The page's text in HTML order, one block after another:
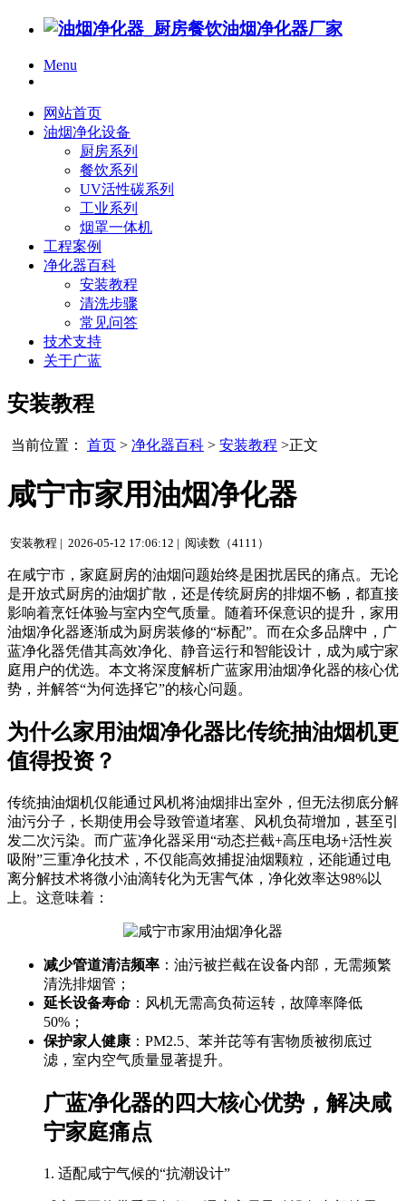
Menu
网站首页
油烟净化设备
厨房系列
餐饮系列
UV活性碳系列
工业系列
烟罩一体机
工程案例
净化器百科
安装教程
清洗步骤
常见问答
技术支持
关于广蓝
安装教程
当前位置： 首页 > 净化器百科 > 安装教程 >正文
咸宁市家用油烟净化器
安装教程 | 2026-05-12 17:06:12 | 阅读数（4111）
在咸宁市，家庭厨房的油烟问题始终是困扰居民的痛点。无论
是开放式厨房的油烟扩散，还是传统厨房的排烟不畅，都直接
影响着烹饪体验与室内空气质量。随着环保意识的提升，家用
油烟净化器逐渐成为厨房装修的“标配”。而在众多品牌中，广
蓝净化器凭借其高效净化、静音运行和智能设计，成为咸宁家
庭用户的优选。本文将深度解析广蓝家用油烟净化器的核心优
势，并解答“为何选择它”的核心问题。
为什么家用油烟净化器比传统抽油烟机更
值得投资？
传统抽油烟机仅能通过风机将油烟排出室外，但无法彻底分解
油污分子，长期使用会导致管道堵塞、风机负荷增加，甚至引
发二次污染。而广蓝净化器采用“动态拦截+高压电场+活性炭
吸附”三重净化技术，不仅能高效捕捉油烟颗粒，还能通过电
离分解技术将微小油滴转化为无害气体，净化效率达98%以
上。这意味着：
减少管道清洁频率 ：油污被拦截在设备内部，无需频繁
清洗排烟管；
延长设备寿命 ：风机无需高负荷运转，故障率降低
50%；
保护家人健康 ：PM2.5、苯并芘等有害物质被彻底过
滤，室内空气质量显著提升。
广蓝净化器的四大核心优势，解决咸
宁家庭痛点
1. 适配咸宁气候的“抗潮设计”